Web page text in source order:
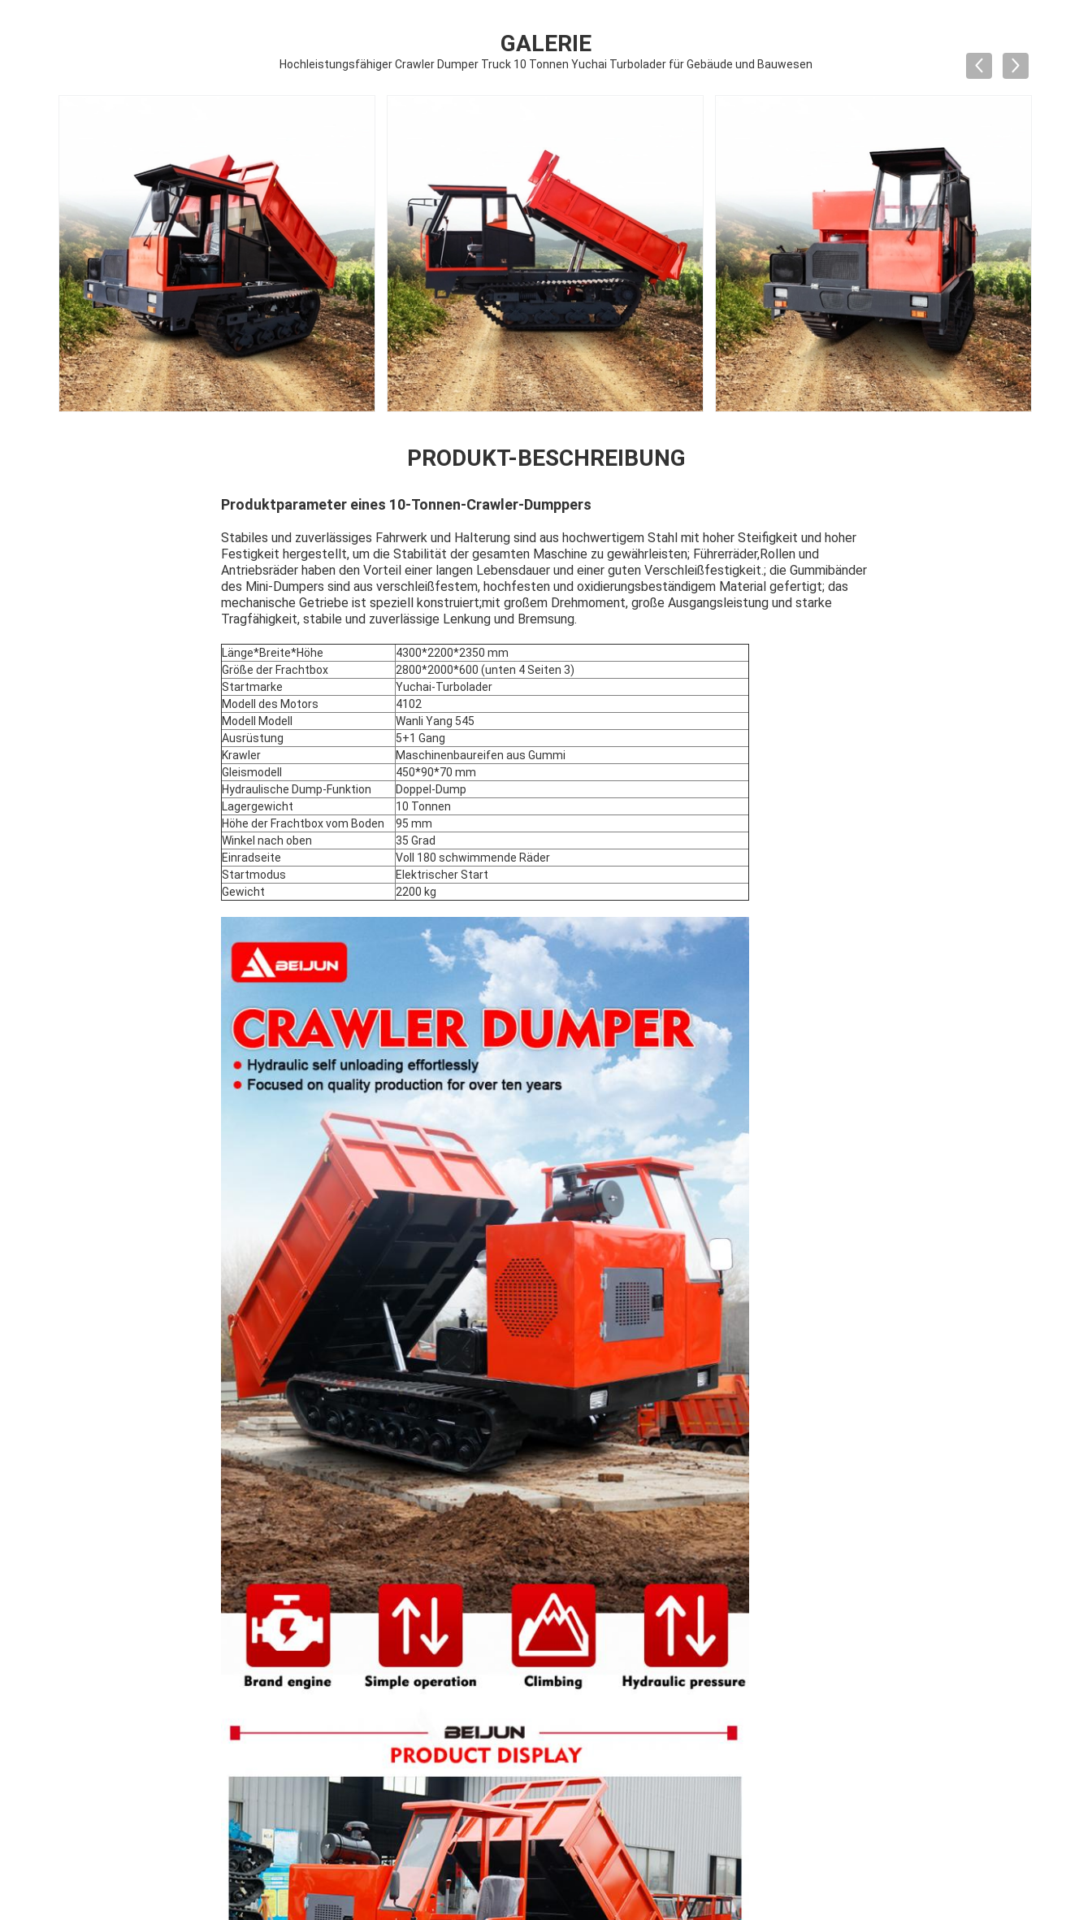
Hinterlass eine Nachricht Wir rufen Sie bald zurück!
EINREICHUNGEN
GALERIE
Hochleistungsfähiger Crawler Dumper Truck 10 Tonnen Yuchai Turbolader für Gebäude und Bauwesen
PRODUKT-BESCHREIBUNG
Produktparameter eines 10-Tonnen-Crawler-Dumppers
Stabiles und zuverlässiges Fahrwerk und Halterung sind aus hochwertigem Stahl mit hoher Steifigkeit und hoher
Festigkeit hergestellt, um die Stabilität der gesamten Maschine zu gewährleisten; Führerräder,Rollen und
Antriebsräder haben den Vorteil einer langen Lebensdauer und einer guten Verschleißfestigkeit.; die Gummibänder
des Mini-Dumpers sind aus verschleißfestem, hochfesten und oxidierungsbeständigem Material gefertigt; das
mechanische Getriebe ist speziell konstruiert;mit großem Drehmoment, große Ausgangsleistung und starke
Tragfähigkeit, stabile und zuverlässige Lenkung und Bremsung.
Länge*Breite*Höhe
4300*2200*2350 mm
Größe der Frachtbox
2800*2000*600 (unten 4 Seiten 3)
Startmarke
Yuchai-Turbolader
Modell des Motors
4102
Modell Modell
Wanli Yang 545
Ausrüstung
5+1 Gang
Krawler
Maschinenbaureifen aus Gummi
Gleismodell
450*90*70 mm
Hydraulische Dump-Funktion
Doppel-Dump
Lagergewicht
10 Tonnen
Höhe der Frachtbox vom Boden
95 mm
Winkel nach oben
35 Grad
Einradseite
Voll 180 schwimmende Räder
Startmodus
Elektrischer Start
Gewicht
2200 kg